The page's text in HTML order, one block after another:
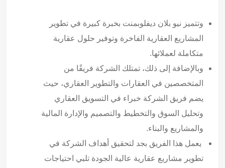
وتتميز نيو بلان ديفلوبمنت بخبرة كبيرة في تطوير
المشاريع العقارية الفاخرة وتوفير حلول عقارية
متكاملة لعملائها.
وبالإضافة إلى ذلك، تمتلك الشركة فريقًا من
المتخصصين في العقارات والتطوير العقاري، حيث
يضم فريق الشركة خبراء في التسويق العقاري
وتحليل السوق والتخطيط والتصميم والإدارة المالية
والمشاريع والبناء.
يعمل هذا الفريق بجد لتحقيق أهداف الشركة في
تطوير مشاريع عقارية عالية الجودة تلبي احتياجات